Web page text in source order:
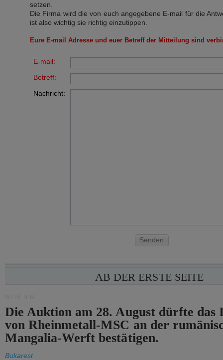
setzen.
Die Firma wird die von euch angegebene E-mail für die
ist also wichtig sie richtig einzutippen.
Eure E-mail Adresse und euer Betreff der Mitteilung sind
E-mail:
Betreff:
Nachricht:
Senden
AB DER ERSTE SEITE
Die Auktion am 28. August dürfte das
von Rheinmetall-MSC an der
Mangalia-Werft bestätigen.
Bukarest